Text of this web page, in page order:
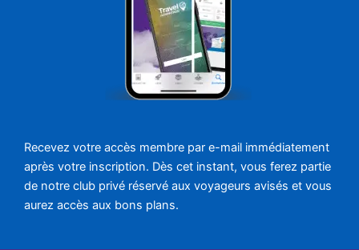
Recevez votre accès membre par e-mail immédiatement
après votre inscription. Dès cet instant, vous ferez partie
de notre club privé réservé aux voyageurs avisés et vous
aurez accès aux bons plans.